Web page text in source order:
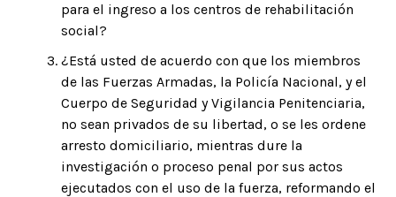
para el ingreso a los centros de rehabilitación
social?
¿Está usted de acuerdo con que los miembros
de las Fuerzas Armadas, la Policía Nacional, y el
Cuerpo de Seguridad y Vigilancia Penitenciaria,
no sean privados de su libertad, o se les ordene
arresto domiciliario, mientras dure la
investigación o proceso penal por sus actos
ejecutados con el uso de la fuerza, reformando el